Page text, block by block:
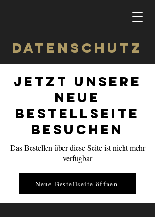
DATENSCHUTZ
Jetzt unsere
neue
Bestellseite
besuchen
Das Bestellen über diese Seite ist nicht mehr
verfügbar
Neue Bestellseite öffnen